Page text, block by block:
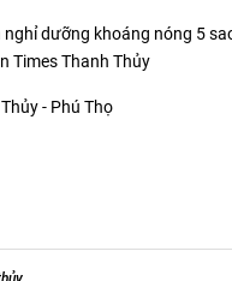
nghỉ dưỡng khoáng nóng 5
Times Thanh Thủy
- Phú Thọ